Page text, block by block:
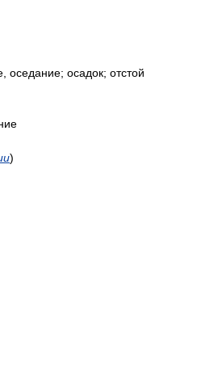
оседание; осадок; отстой
)